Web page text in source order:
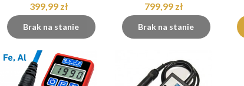
399,99 zł
Brak na stanie
799,99 zł
Brak na stanie